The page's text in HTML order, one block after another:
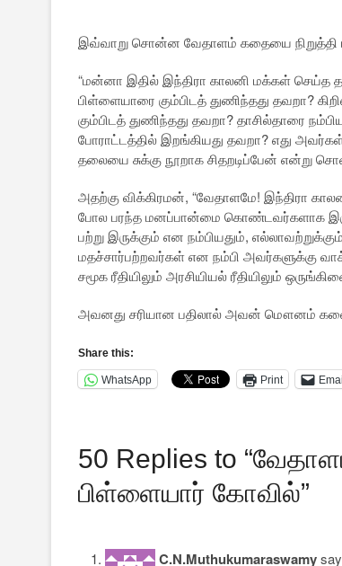
இவ்வாறு சொன்ன வேதாளம் கதையை நிறுத்தி
“மன்னா இதில் இந்திரா காலனி மக்கள் செய்த
பிள்ளையாரை கும்பிடத் துணிந்தது தவறா?
கும்பிடத் துணிந்தது தவறா? தாசில்தாரை
போராட்டத்தில் இறங்கியது தவறா? எது
தலையை சுக்கு நூறாக சிதறடிப்பேன் என்று
அதற்கு விக்கிரமன், “வேதாளமே! இந்திரா
போல பரந்த மனப்பான்மை கொண்டவர்களாக
பற்று இருக்கும் என நம்பியதும்,
மதச்சார்பற்றவர்கள் என நம்பி அவர்களுக்கு
சமூக ரீதியிலும் அரசியியல் ரீதியிலும்
அவனது சரியான பதிலால் அவன் மௌனம்
Share this:
WhatsApp Print
50 Replies to
பிள்ளையார் கோவில்”
C.N.Muthukumaraswamy